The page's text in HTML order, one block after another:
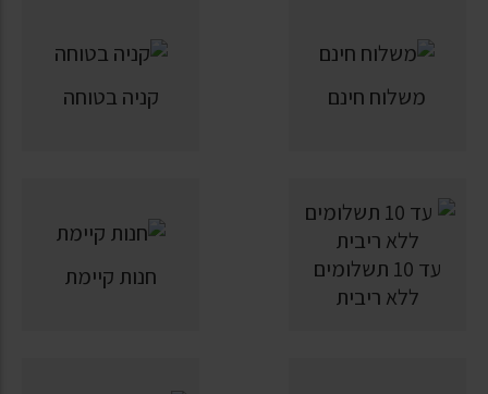
משלוח חינם קניה בטוחה
עד 10 תשלומים
ללא ריבית
חנות קיימת